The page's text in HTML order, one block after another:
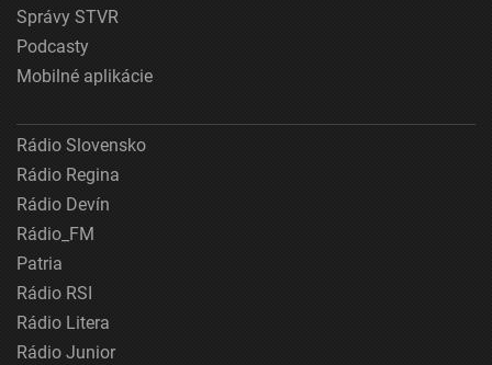
Správy STVR
Podcasty
Mobilné aplikácie
Rádio Slovensko
Rádio Regina
Rádio Devín
Rádio_FM
Patria
Rádio RSI
Rádio Litera
Rádio Junior